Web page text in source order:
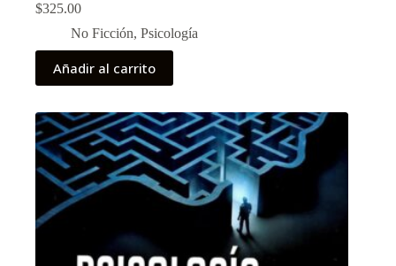
$325.00
No Ficción, Psicología
Añadir al carrito